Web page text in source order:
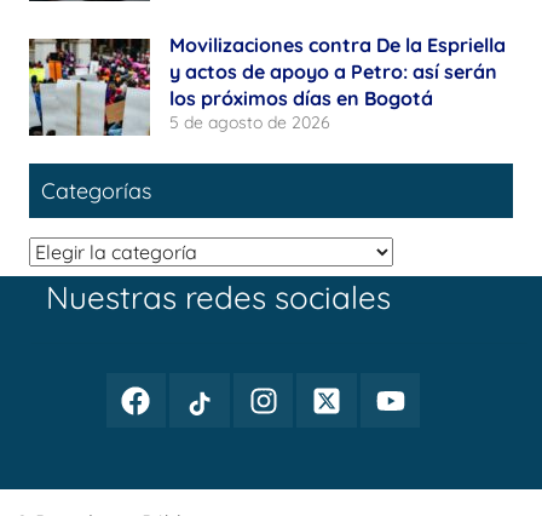
Movilizaciones contra De la Espriella
y actos de apoyo a Petro: así serán
los próximos días en Bogotá
5 de agosto de 2026
Categorías
Categorías
Nuestras redes sociales
Facebook
Periodismo
TikTok
Periodismo
InstagramTwitterYoutube